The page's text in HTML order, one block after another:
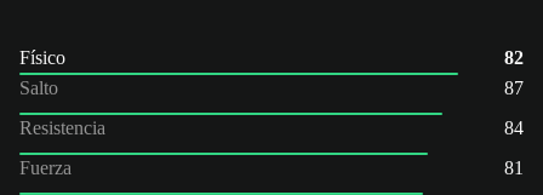
Físico
82
Salto
87
Resistencia
84
Fuerza
81